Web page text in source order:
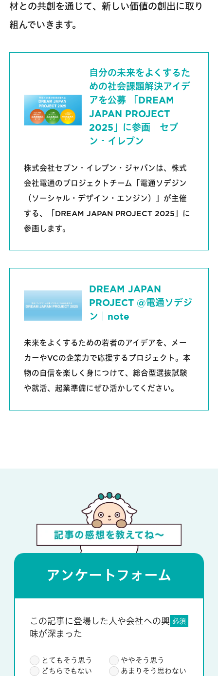
材との共創を通じて、新しい価値の創出に取り
組んでいきます。
自分の未来をよくするた
めの社会課題解決アイデ
アを公募 「DREAM
JAPAN PROJECT
2025」に参画｜セブ
ン‐イレブン
株式会社セブン‐イレブン・ジャパンは、株式
会社電通のプロジェクトチーム「電通ソデジン
（ソーシャル・デザイン・エンジン）」が主催
する、「DREAM JAPAN PROJECT 2025」に
参画します。
DREAM JAPAN
PROJECT @電通ソデジ
ン｜note
未来をよくするための若者のアイデアを、メー
カーやVCの企業力で応援するプロジェクト。本
物の自信を楽しく身につけて、総合型選抜試験
や就活、起業準備にぜひ活かしてください。
アンケートフォーム
この記事に登場した人や会社への興
味が深まった
必須
とてもそう思う
ややそう思う
どちらでもない
あまりそう思わない